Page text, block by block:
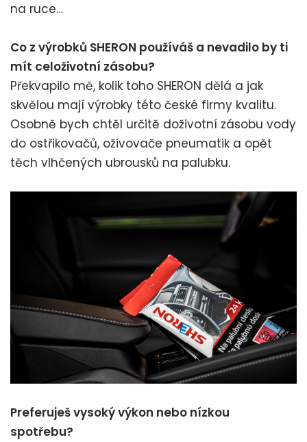
na ruce…
Co z výrobků SHERON používáš a nevadilo by ti
mít celoživotní zásobu?
Překvapilo mě, kolik toho SHERON dělá a jak
skvělou mají výrobky této české firmy kvalitu.
Osobně bych chtěl určitě doživotní zásobu vody
do ostřikovačů, oživovače pneumatik a opět
těch vlhčených ubrousků na palubku.
Preferuješ vysoký výkon nebo nízkou
spotřebu?